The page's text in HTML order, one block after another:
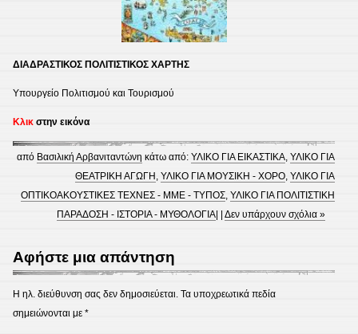
ΔΙΑΔΡΑΣΤΙΚΟΣ ΠΟΛΙΤΙΣΤΙΚΟΣ ΧΑΡΤΗΣ
Υπουργείο Πολιτισμού και Τουρισμού
Κλικ στην εικόνα
από Βασιλική Αρβανιταντώνη κάτω από:ΥΛΙΚΟ ΓΙΑ ΕΙΚΑΣΤΙΚΑ,ΥΛΙΚΟ ΓΙΑ
ΘΕΑΤΡΙΚΗ ΑΓΩΓΗ ,ΥΛΙΚΟ ΓΙΑ ΜΟΥΣΙΚΗ - ΧΟΡΟ,ΥΛΙΚΟ ΓΙΑ
ΟΠΤΙΚΟΑΚΟΥΣΤΙΚΕΣ ΤΕΧΝΕΣ - ΜΜΕ - ΤΥΠΟΣ,ΥΛΙΚΟ ΓΙΑ ΠΟΛΙΤΙΣΤΙΚΗ
ΠΑΡΑΔΟΣΗ - ΙΣΤΟΡΙΑ - ΜΥΘΟΛΟΓΙΑ | |Δεν υπάρχουν σχόλια »
Αφήστε μια απάντηση
Η ηλ. διεύθυνση σας δεν δημοσιεύεται. Τα υποχρεωτικά πεδία
σημειώνονται με *